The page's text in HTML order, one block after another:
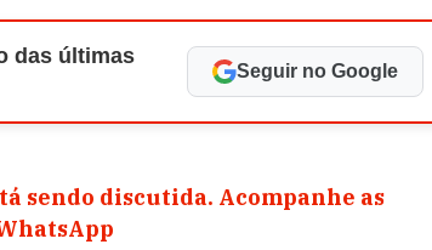
das últimas
Seguir no Google
sendo discutida. Acompanhe as